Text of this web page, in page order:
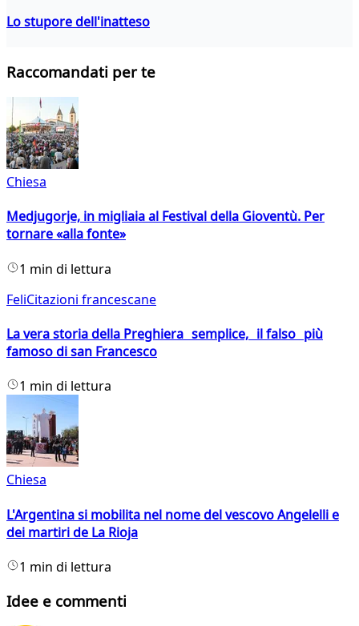
Lo stupore dell'inatteso
Raccomandati per te
Chiesa
Medjugorje, in migliaia al Festival della Gioventù. Per
tornare «alla fonte»
1 min di lettura
FeliCitazioni francescane
La vera storia della Preghiera semplice, il falso più
famoso di san Francesco
1 min di lettura
Chiesa
L'Argentina si mobilita nel nome del vescovo Angelelli e
dei martiri de La Rioja
1 min di lettura
Idee e commenti